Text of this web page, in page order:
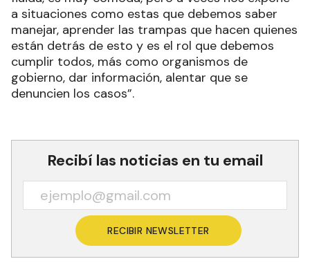
a situaciones como estas que debemos saber
manejar, aprender las trampas que hacen quienes
están detrás de esto y es el rol que debemos
cumplir todos, más como organismos de
gobierno, dar información, alentar que se
denuncien los casos”.
Recibí las noticias en tu email
RECIBIR NEWSLETTER